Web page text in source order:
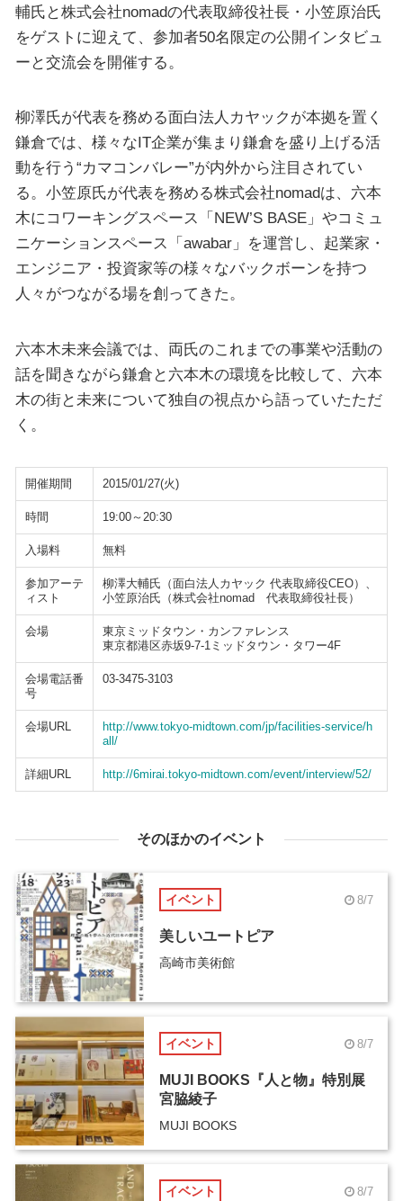
輔氏と株式会社nomadの代表取締役社長・小笠原治氏
をゲストに迎えて、参加者50名限定の公開インタビュ
ーと交流会を開催する。
柳澤氏が代表を務める面白法人カヤックが本拠を置く
鎌倉では、様々なIT企業が集まり鎌倉を盛り上げる活
動を行う“カマコンバレー”が内外から注目されてい
る。小笠原氏が代表を務める株式会社nomadは、六本
木にコワーキングスペース「NEW’S BASE」やコミュ
ニケーションスペース「awabar」を運営し、起業家・
エンジニア・投資家等の様々なバックボーンを持つ
人々がつながる場を創ってきた。
六本木未来会議では、両氏のこれまでの事業や活動の
話を聞きながら鎌倉と六本木の環境を比較して、六本
木の街と未来について独自の視点から語っていたただ
く。
開催期間 2015/01/27(火)
時間 19:00～20:30
入場料 無料
参加アーテ
ィスト
柳澤大輔氏（面白法人カヤック 代表取締役CEO）、
小笠原治氏（株式会社nomad 代表取締役社長）
会場
東京ミッドタウン・カンファレンス
東京都港区赤坂9-7-1ミッドタウン・タワー4F
会場電話番
号
03-3475-3103
会場URL
http://www.tokyo-midtown.com/jp/facilities-service/h
all/
詳細URL http://6mirai.tokyo-midtown.com/event/interview/52/
そのほかのイベント
イベント 8/7
美しいユートピア
高崎市美術館
イベント 8/7
MUJI BOOKS『人と物』特別展
宮脇綾子
MUJI BOOKS
イベント 8/7